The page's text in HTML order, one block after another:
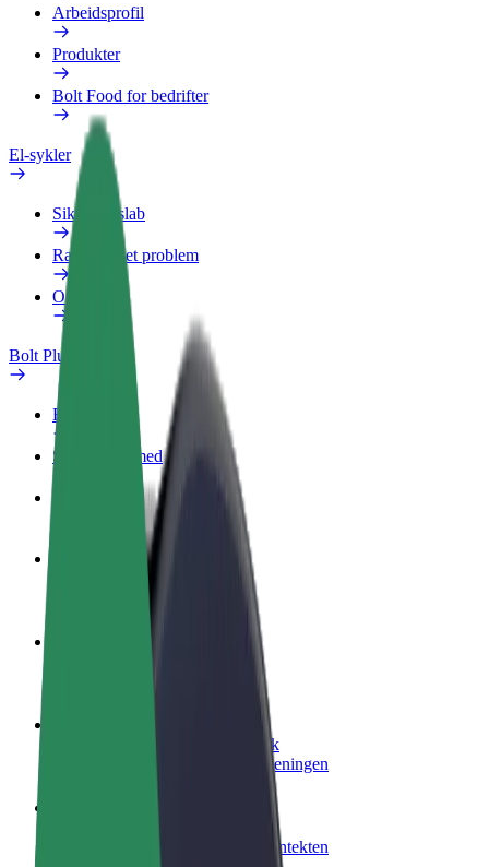
Arbeidsprofil
Produkter
Bolt Food for bedrifter
El-sykler
Sikkerhetslab
Rapporter et problem
OSS
Bolt Pluss
Fordeler
Slik blir du med
Tjen penger på egne vilkår
Bli et leveringsbud
Lever mat og få betalt ukentlig
Legg til en restaurant eller butikk
Nå ut til flere kunder og øk inntjeningen
Legg til flåten din i Bolt og øk inntekten